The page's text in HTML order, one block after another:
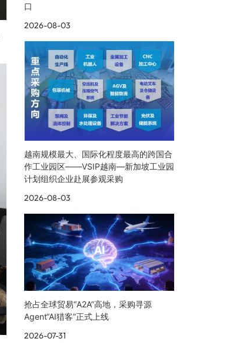
口
2026-08-03
越南规模最大、国际化程度最高的跨国合
作工业园区——VSIP越南—新加坡工业园
计划组织企业赴展参观采购
2026-08-03
抢占全球贸易“A2A”高地，采购寻源
Agent“AI猎客”正式上线
2026-07-31